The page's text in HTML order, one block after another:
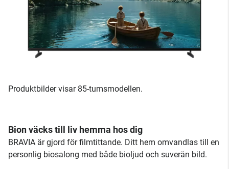
Produktbilder visar 85-tumsmodellen.
Bion väcks till liv hemma hos dig
BRAVIA är gjord för filmtittande. Ditt hem omvandlas till en
personlig biosalong med både bioljud och suverän bild.